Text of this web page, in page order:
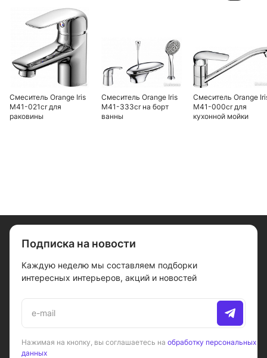
Смеситель Orange Iris
M41-021cr для
раковины
Смеситель Orange Iris
M41-333cr на борт
ванны
Смеситель Orange
M41-000cr для
кухонной мойки
Подписка на новости
Каждую неделю мы составляем подборки
интересных интерьеров, акций и новостей
Нажимая на кнопку, вы соглашаетесь на обработку персональных
данных